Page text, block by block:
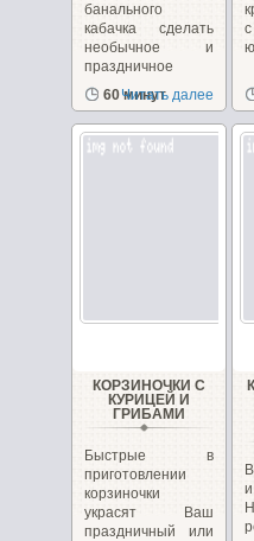
банального
кабачка сделать
необычное и
праздничное
блюдо. Взяв...
60 минут
Читать далее
КОРЗИНОЧКИ С
КУРИЦЕЙ И
ГРИБАМИ
Быстрые в
приготовлении
корзиночки
украсят Ваш
праздничный или